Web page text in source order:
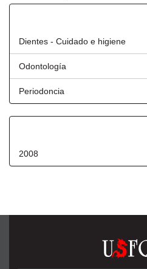
Dientes - Cuidado e higiene
Odontología
Periodoncia
2008